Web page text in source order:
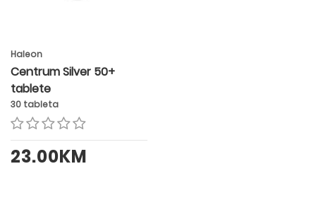
Haleon
Centrum Silver 50+
tablete
30 tableta
23.00KM